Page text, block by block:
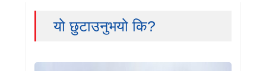
यो छुटाउनुभयो कि?